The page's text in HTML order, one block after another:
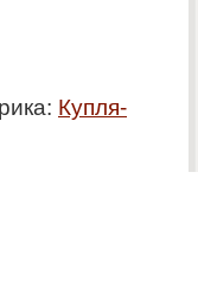
Купля-